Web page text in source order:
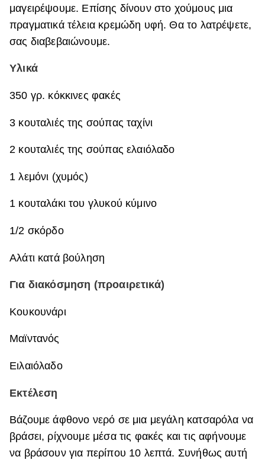
Χωρίς Ταμπέλες
Hautes Grecians
Γάμος
μαγειρέψουμε. Επίσης δίνουν στο χούμους μια
πραγματικά τέλεια κρεμώδη υφή. Θα το λατρέψετε,
σας διαβεβαιώνουμε.
Υλικά
350 γρ. κόκκινες φακές
3 κουταλιές της σούπας ταχίνι
2 κουταλιές της σούπας ελαιόλαδο
1 λεμόνι (χυμός)
1 κουταλάκι του γλυκού κύμινο
1/2 σκόρδο
Αλάτι κατά βούληση
Για διακόσμηση (προαιρετικά)
Κουκουνάρι
Μαϊντανός
Ειλαιόλαδο
Εκτέλεση
Βάζουμε άφθονο νερό σε μια μεγάλη κατσαρόλα να
βράσει, ρίχνουμε μέσα τις φακές και τις αφήνουμε
να βράσουν για περίπου 10 λεπτά. Συνήθως αυτή